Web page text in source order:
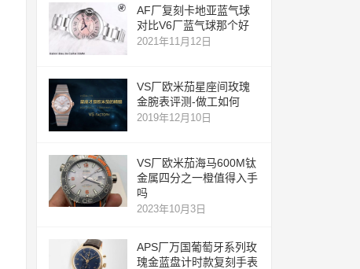
AF厂复刻卡地亚蓝气球
对比V6厂蓝气球那个好
2021年11月12日
VS厂欧米茄星座间玫瑰
金腕表评测-做工如何
2019年12月10日
VS厂欧米茄海马600M钛
金属四分之一橙值得入手
吗
2023年10月3日
APS厂万国葡萄牙系列玫
瑰金蓝盘计时款复刻手表